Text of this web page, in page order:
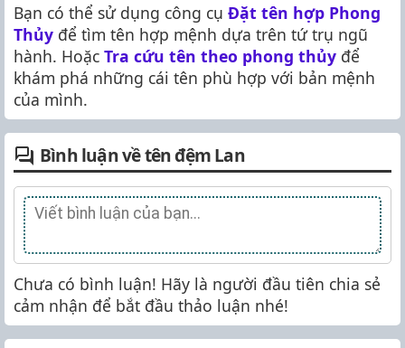
Bạn có thể sử dụng công cụ Đặt tên hợp Phong
Thủy để tìm tên hợp mệnh dựa trên tứ trụ ngũ
hành. Hoặc Tra cứu tên theo phong thủy để
khám phá những cái tên phù hợp với bản mệnh
của mình.
Bình luận về tên đệm Lan
Chưa có bình luận! Hãy là người đầu tiên chia sẻ
cảm nhận để bắt đầu thảo luận nhé!